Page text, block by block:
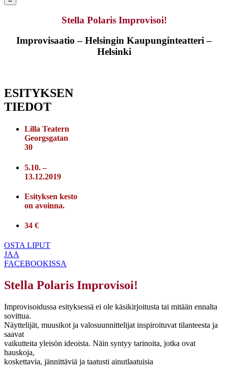
Stella Polaris Improvisoi!
Improvisaatio – Helsingin Kaupunginteatteri –
Helsinki
ESITYKSEN
TIEDOT
Lilla Teatern
Georgsgatan
30
5.10. –
13.12.2019
Esityksen kesto
on avoinna.
34 €
OSTA LIPUT
JAA
FACEBOOKISSA
Stella Polaris Improvisoi!
Improvisoidussa esityksessä ei ole käsikirjoitusta tai mitään ennalta
sovittua.
Näyttelijät, muusikot ja valosuunnittelijat inspiroituvat tilanteesta ja
saavat
vaikutteita yleisön ideoista. Näin syntyy tarinoita, jotka ovat
hauskoja,
koskettavia, jännittäviä ja taatusti ainutlaatuisia